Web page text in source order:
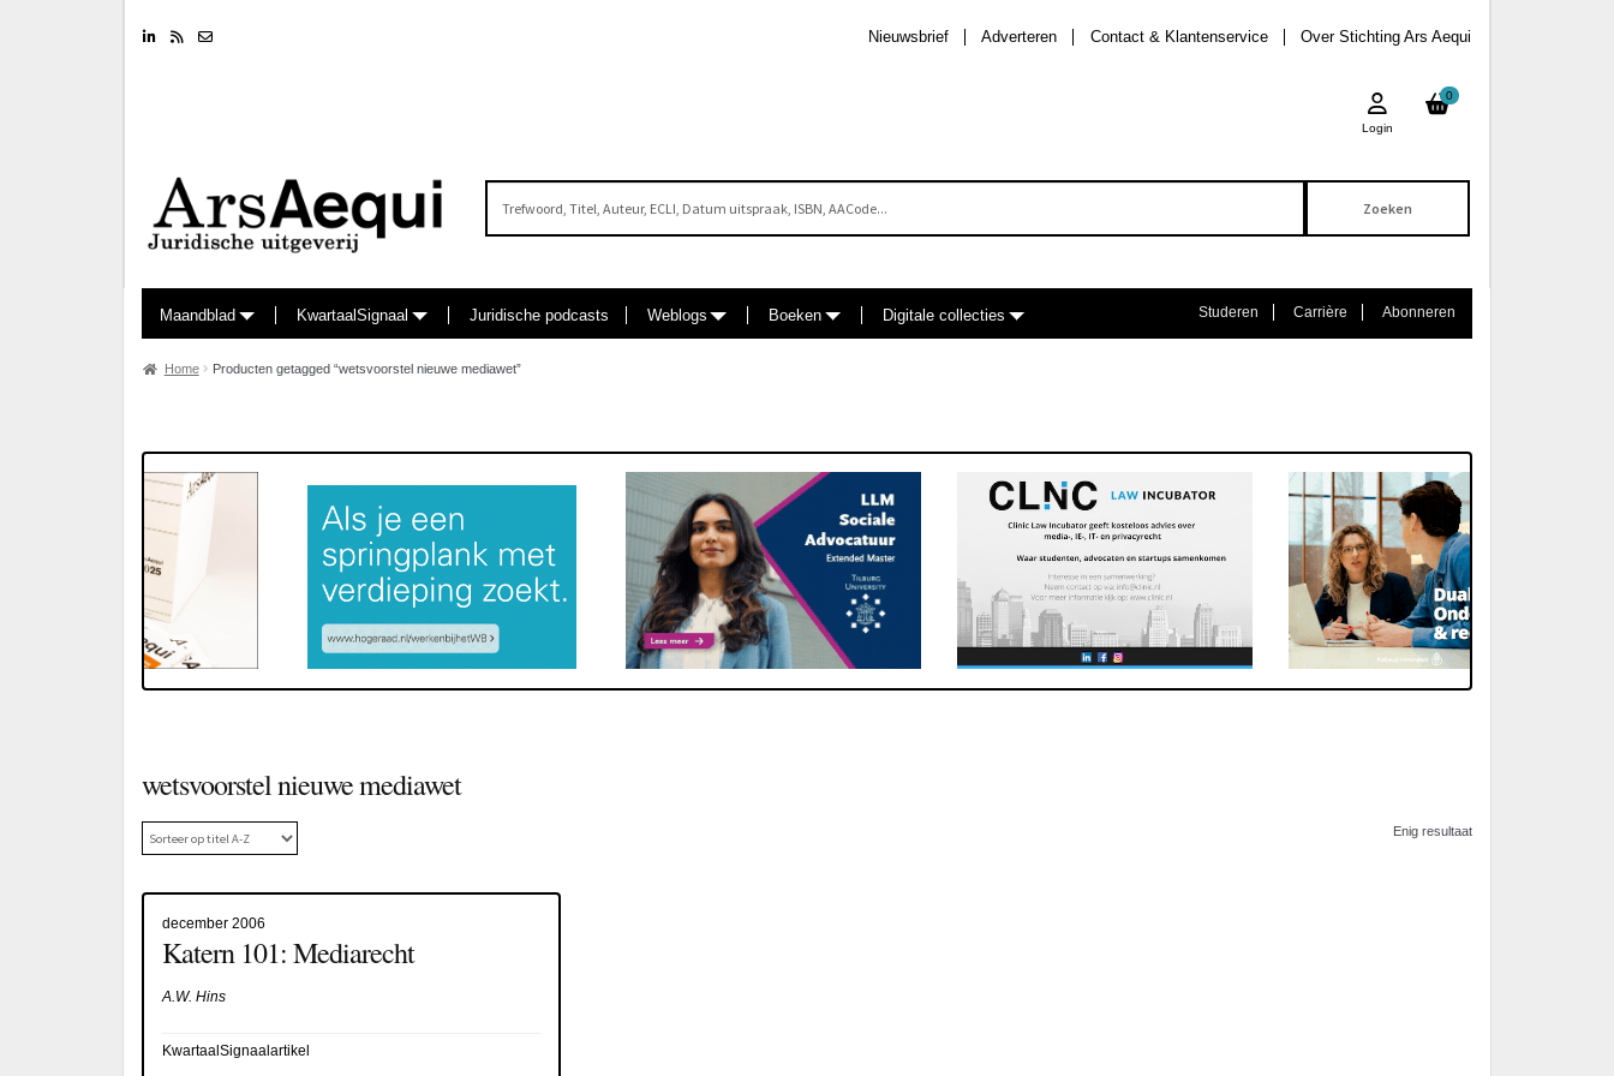
LinkedinRSS feed Over Stichting Ars Aequi
Contact & Klantenservice
Adverteren
Nieuwsbrief
0
Login
Maandblad KwartaalSignaal Juridische podcasts Weblogs Boeken Digitale collecties Studeren Carrière Abonneren
Home Producten getagged “wetsvoorstel nieuwe mediawet”
wetsvoorstel nieuwe mediawet
Enig resultaat
december 2006
Katern 101: Mediarecht
A.W. Hins
KwartaalSignaalartikel